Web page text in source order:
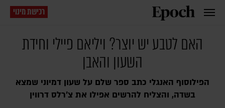
רכישת מינוי
האם לטבע יש יוצר? ויליאם פיילי וחידת
השעון והאבן
הפילוסוף האנגלי כתב ספר שלם על שעון דמיוני שמצא
בשדה, והצליח להרשים אפילו את צ'רלס דרווין